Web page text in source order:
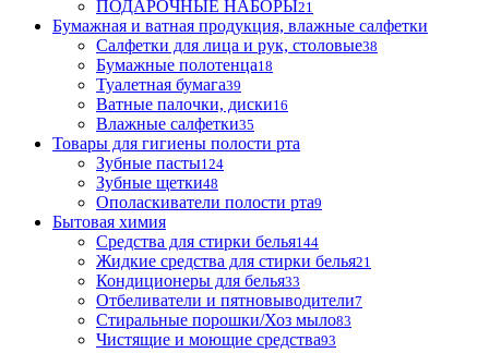
ПОДАРОЧНЫЕ НАБОРЫ21
Бумажная и ватная продукция, влажные салфетки
Салфетки для лица и рук, столовые38
Бумажные полотенца18
Туалетная бумага39
Ватные палочки, диски16
Влажные салфетки35
Товары для гигиены полости рта
Зубные пасты124
Зубные щетки48
Ополаскиватели полости рта9
Бытовая химия
Средства для стирки белья144
Жидкие средства для стирки белья21
Кондиционеры для белья33
Отбеливатели и пятновыводители7
Стиральные порошки/Хоз мыло83
Чистящие и моющие средства93